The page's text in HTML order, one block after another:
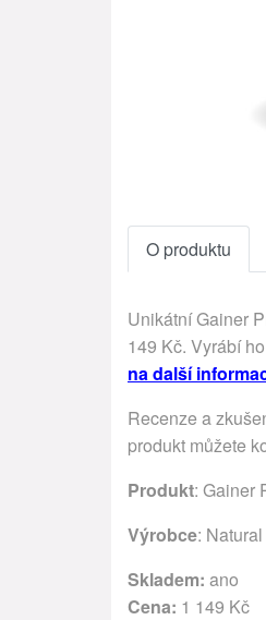
O produktu
Unikátní Gainer
149 Kč. Vyrábí
na další
Recenze a
produkt můžete
Produkt: Gainer
Výrobce:
Skladem: ano
Cena: 1 149 Kč